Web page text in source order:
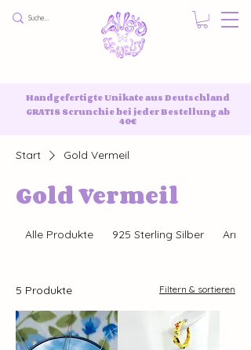
Handgefertigte Unikate aus Deutschland
GRATIS Scrunchie bei jeder Bestellung ab
40€
Start Gold Vermeil
Gold Vermeil
Alle Produkte 925 Sterling Silber
5 Produkte Filtern & sortieren